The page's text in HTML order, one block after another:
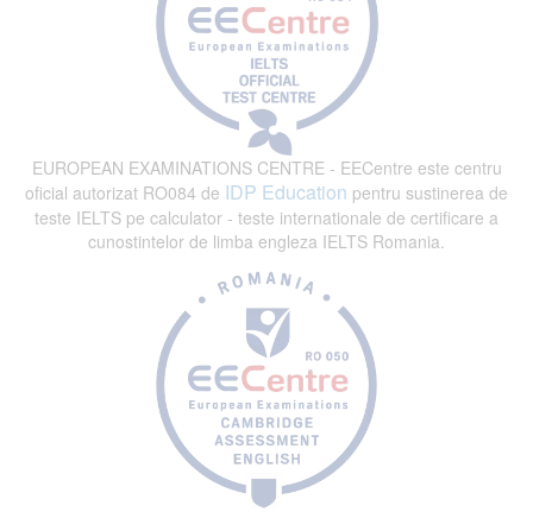
EUROPEAN EXAMINATIONS CENTRE - EECentre este centru
oficial autorizat RO084 de IDP Education pentru sustinerea de
teste IELTS pe calculator - teste internationale de certificare a
cunostintelor de limba engleza IELTS Romania.